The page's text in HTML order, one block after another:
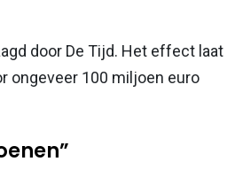
door De Tijd. Het effect laat
ongeveer 100 miljoen euro